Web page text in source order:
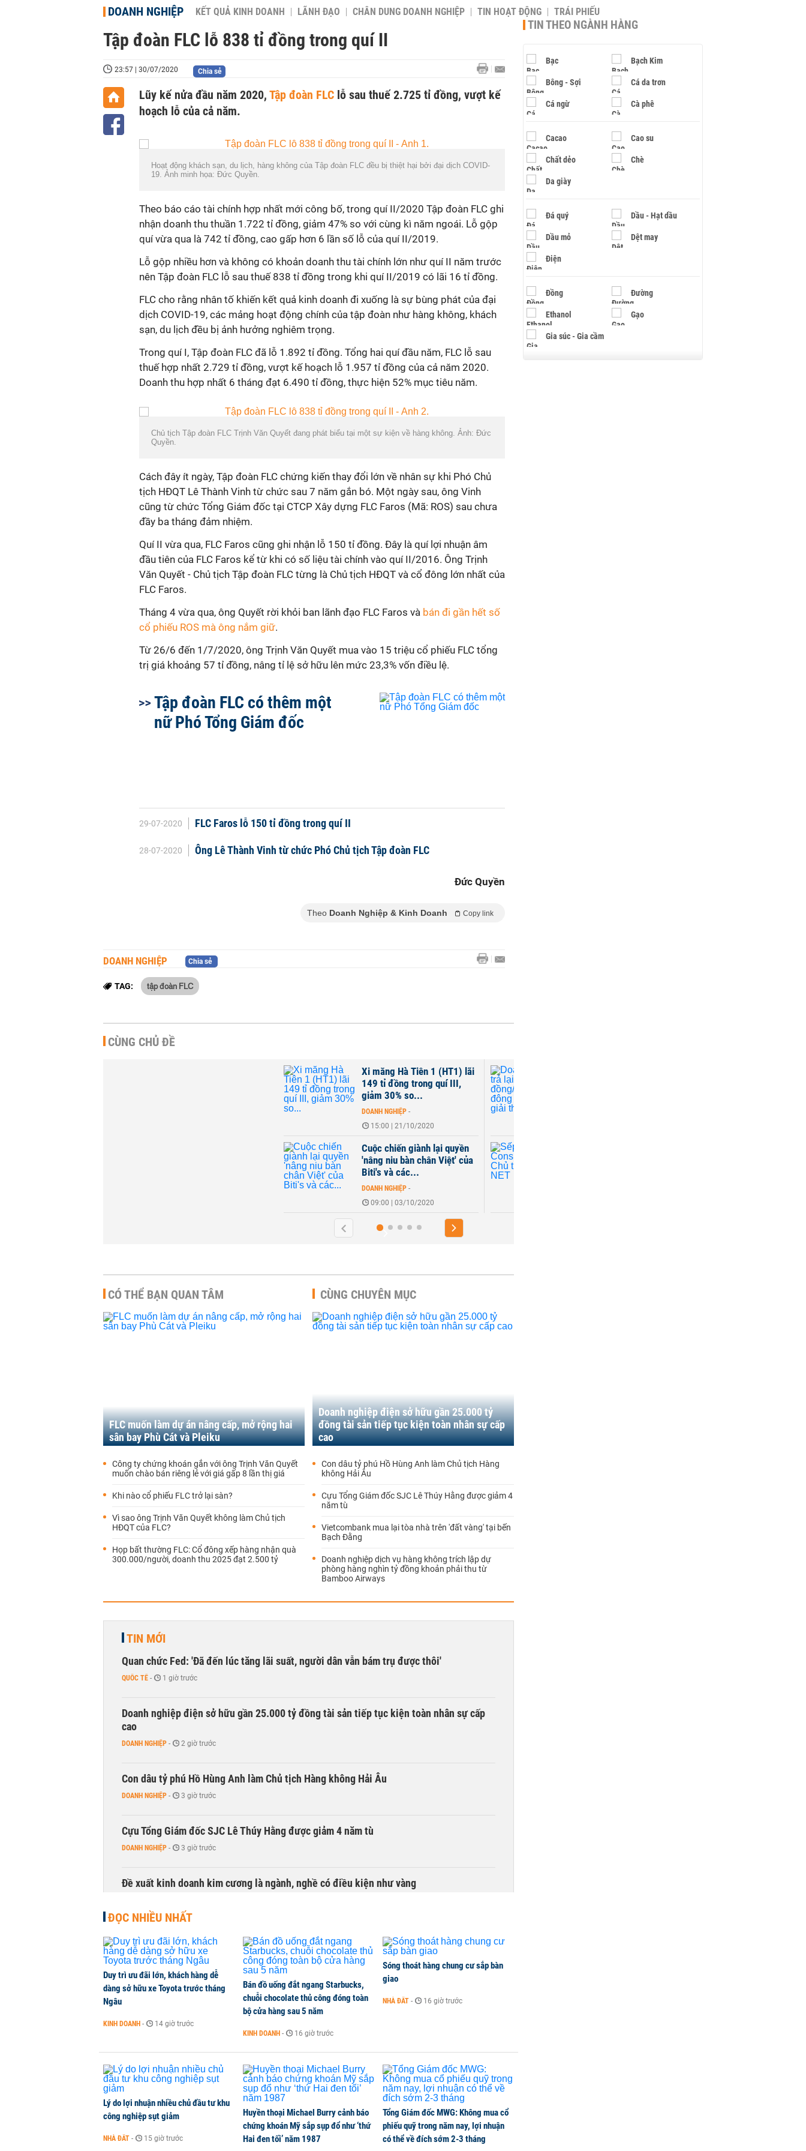
DOANH NGHIỆP KẾT QUẢ KINH DOANH LÃNH ĐẠO CHÂN DUNG DOANH NGHIỆP TIN HOẠT ĐỘNG TRÁI PHIẾU
Tập đoàn FLC lỗ 838 tỉ đồng trong quí II
23:57 | 30/07/2020 Chia sẻ
Lũy kế nửa đầu năm 2020, Tập đoàn FLC lỗ sau thuế 2.725 tỉ đồng, vượt kế
hoạch lỗ của cả năm.
Hoạt động khách sạn, du lịch, hàng không của Tập đoàn FLC đều bị thiệt hại bởi đại dịch COVID-
19. Ảnh minh họa: Đức Quyền.
Theo báo cáo tài chính hợp nhất mới công bố, trong quí II/2020 Tập đoàn FLC ghi
nhận doanh thu thuần 1.722 tỉ đồng, giảm 47% so với cùng kì năm ngoái. Lỗ gộp
quí vừa qua là 742 tỉ đồng, cao gấp hơn 6 lần số lỗ của quí II/2019.
Lỗ gộp nhiều hơn và không có khoản doanh thu tài chính lớn như quí II năm trước
nên Tập đoàn FLC lỗ sau thuế 838 tỉ đồng trong khi quí II/2019 có lãi 16 tỉ đồng.
FLC cho rằng nhân tố khiến kết quả kinh doanh đi xuống là sự bùng phát của đại
dịch COVID-19, các mảng hoạt động chính của tập đoàn như hàng không, khách
sạn, du lịch đều bị ảnh hưởng nghiêm trọng.
Trong quí I, Tập đoàn FLC đã lỗ 1.892 tỉ đồng. Tổng hai quí đầu năm, FLC lỗ sau
thuế hợp nhất 2.729 tỉ đồng, vượt kế hoạch lỗ 1.957 tỉ đồng của cả năm 2020.
Doanh thu hợp nhất 6 tháng đạt 6.490 tỉ đồng, thực hiện 52% mục tiêu năm.
Chủ tịch Tập đoàn FLC Trịnh Văn Quyết đang phát biểu tại một sự kiện về hàng không. Ảnh: Đức
Quyền.
Cách đây ít ngày, Tập đoàn FLC chứng kiến thay đổi lớn về nhân sự khi Phó Chủ
tịch HĐQT Lê Thành Vinh từ chức sau 7 năm gắn bó. Một ngày sau, ông Vinh
cũng từ chức Tổng Giám đốc tại CTCP Xây dựng FLC Faros (Mã: ROS) sau chưa
đầy ba tháng đảm nhiệm.
Quí II vừa qua, FLC Faros cũng ghi nhận lỗ 150 tỉ đồng. Đây là quí lợi nhuận âm
đầu tiên của FLC Faros kể từ khi có số liệu tài chính vào quí II/2016. Ông Trịnh
Văn Quyết - Chủ tịch Tập đoàn FLC từng là Chủ tịch HĐQT và cổ đông lớn nhất của
FLC Faros.
Tháng 4 vừa qua, ông Quyết rời khỏi ban lãnh đạo FLC Faros và bán đi gần hết số
cổ phiếu ROS mà ông nắm giữ.
Từ 26/6 đến 1/7/2020, ông Trịnh Văn Quyết mua vào 15 triệu cổ phiếu FLC tổng
trị giá khoảng 57 tỉ đồng, nâng tỉ lệ sở hữu lên mức 23,3% vốn điều lệ.
Tập đoàn FLC có thêm một
nữ Phó Tổng Giám đốc
29-07-2020 FLC Faros lỗ 150 tỉ đồng trong quí II
28-07-2020 Ông Lê Thành Vinh từ chức Phó Chủ tịch Tập đoàn FLC
Đức Quyền
Theo Doanh Nghiệp & Kinh Doanh Copy link
DOANH NGHIỆP Chia sẻ
TAG: tập đoàn FLC
CÙNG CHỦ ĐỀ
Xi măng Hà Tiên 1 (HT1) lãi
149 tỉ đồng trong quí III,
Cuộc chiến giành lại quyền
'nâng niu bàn chân Việt' của
Doanh nghiệp trả lại 5.070
đồng/cp cho cổ đông trước
giờ giải thể
DOANH NGHIỆP
13:00 | 29/09/2020
Sếp Masan Consumer làm
Chủ tịch Bột giặt NET
DOANH NGHIỆP
CÓ THỂ BẠN QUAN TÂM
FLC muốn làm dự án nâng cấp, mở rộng hai
sân bay Phù Cát và Pleiku
Công ty chứng khoán gắn với ông Trịnh Văn Quyết
muốn chào bán riêng lẻ với giá gấp 8 lần thị giá
Khi nào cổ phiếu FLC trở lại sàn?
Vì sao ông Trịnh Văn Quyết không làm Chủ tịch
HĐQT của FLC?
Họp bất thường FLC: Cổ đông xếp hàng nhận quà
300.000/người, doanh thu 2025 đạt 2.500 tỷ
CÙNG CHUYÊN MỤC
Doanh nghiệp điện sở hữu gần 25.000 tỷ
đồng tài sản tiếp tục kiện toàn nhân sự cấp
cao
Con dâu tỷ phú Hồ Hùng Anh làm Chủ tịch Hàng
không Hải Âu
Cựu Tổng Giám đốc SJC Lê Thúy Hằng được giảm 4
năm tù
Vietcombank mua lại tòa nhà trên 'đất vàng' tại bến
Bạch Đằng
Doanh nghiệp dịch vụ hàng không trích lập dự
phòng hàng nghìn tỷ đồng khoản phải thu từ
Bamboo Airways
TIN MỚI
Quan chức Fed: 'Đã đến lúc tăng lãi suất, người dân vẫn bám trụ được thôi'
QUỐC TẾ - 1 giờ trước
Doanh nghiệp điện sở hữu gần 25.000 tỷ đồng tài sản tiếp tục kiện toàn nhân sự cấp
cao
DOANH NGHIỆP - 2 giờ trước
Con dâu tỷ phú Hồ Hùng Anh làm Chủ tịch Hàng không Hải Âu
DOANH NGHIỆP - 3 giờ trước
Cựu Tổng Giám đốc SJC Lê Thúy Hằng được giảm 4 năm tù
DOANH NGHIỆP - 3 giờ trước
Đề xuất kinh doanh kim cương là ngành, nghề có điều kiện như vàng
ĐỌC NHIỀU NHẤT
Duy trì ưu đãi lớn, khách hàng dễ
dàng sở hữu xe Toyota trước tháng
Ngâu
KINH DOANH - 14 giờ trước
Bán đồ uống đắt ngang Starbucks,
chuỗi chocolate thủ công đóng toàn
bộ cửa hàng sau 5 năm
KINH DOANH - 16 giờ trước
Sóng thoát hàng chung cư sắp bàn
giao
NHÀ ĐẤT - 16 giờ trước
Lý do lợi nhuận nhiều chủ đầu tư khu
công nghiệp sụt giảm
NHÀ ĐẤT - 15 giờ trước
Huyền thoại Michael Burry cảnh báo
chứng khoán Mỹ sắp sụp đổ như ‘thứ
Hai đen tối’ năm 1987
Tổng Giám đốc MWG: Không mua cổ
phiếu quỹ trong năm nay, lợi nhuận
có thể về đích sớm 2-3 tháng
TIN THEO NGÀNH HÀNG
Bạc Bạch Kim
Bông - Sợi Cá da trơn
Cá ngừ Cà phê
Cacao Cao su
Chất dẻo Chè
Da giày
Đá quý Dầu - Hạt dầu
Dầu mỏ Dệt may
Điện
Đồng Đường
Ethanol Gạo
Gia súc - Gia cầm